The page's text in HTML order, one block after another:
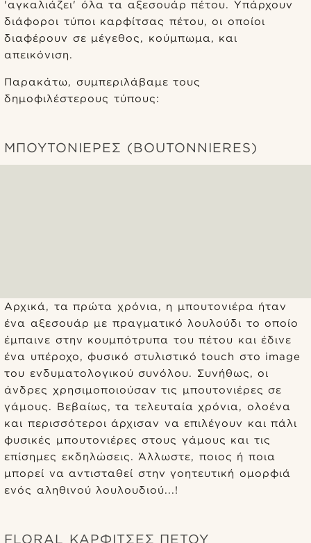
'αγκαλιάζει' όλα τα αξεσουάρ πέτου. Υπάρχουν
διάφοροι τύποι καρφίτσας πέτου, οι οποίοι
διαφέρουν σε μέγεθος, κούμπωμα, και
απεικόνιση.
Παρακάτω, συμπεριλάβαμε τους
δημοφιλέστερους τύπους:
ΜΠΟΥΤΟΝΙΈΡΕΣ (BOUTONNIERES)
Αρχικά, τα πρώτα χρόνια, η μπουτονιέρα ήταν
ένα αξεσουάρ με πραγματικό λουλούδι το οποίο
έμπαινε στην κουμπότρυπα του πέτου και έδινε
ένα υπέροχο, φυσικό στυλιστικό touch στο image
του ενδυματολογικού συνόλου. Συνήθως, οι
άνδρες χρησιμοποιούσαν τις μπουτονιέρες σε
γάμους. Βεβαίως, τα τελευταία χρόνια, ολοένα
και περισσότεροι άρχισαν να επιλέγουν και πάλι
φυσικές μπουτονιέρες στους γάμους και τις
επίσημες εκδηλώσεις. Άλλωστε, ποιος ή ποια
μπορεί να αντισταθεί στην γοητευτική ομορφιά
ενός αληθινού λουλουδιού...!
FLORAL ΚΑΡΦΊΤΣΕΣ ΠΈΤΟΥ